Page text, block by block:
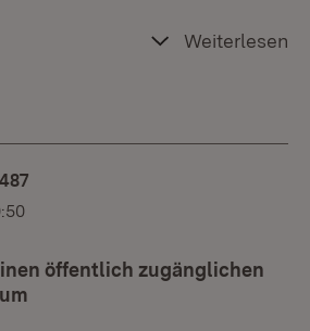
Weiterlesen
öffentlich zugänglichen